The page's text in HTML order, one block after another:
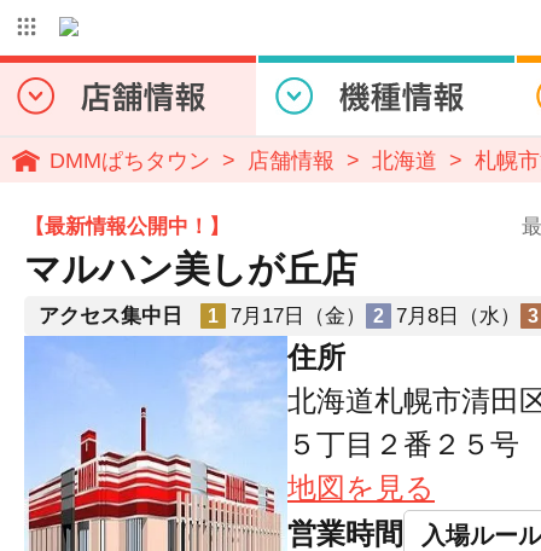
DMMぱちタウン 店舗情報 北海道 札幌
【最新情報公開中！】
マルハン美しが丘店
アクセス集中日 1 7月17日（金） 2 7月8日（水） 3
住所
北海道札幌市清田
５丁目２番２５号
地図を見る
営業時間
入場ルール